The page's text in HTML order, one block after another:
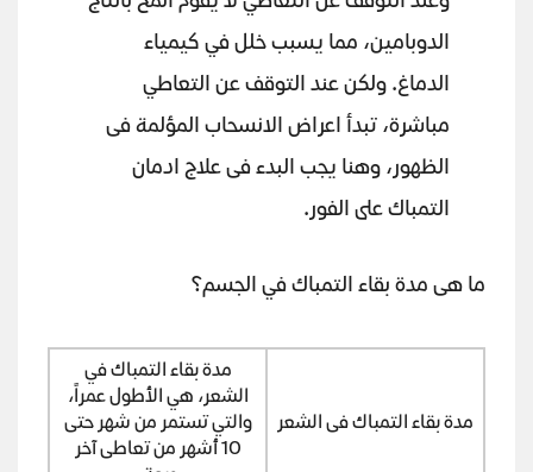
الدوبامين، مما يسبب خلل في كيمياء
الدماغ. ولكن عند التوقف عن التعاطي
مباشرة، تبدأ اعراض الانسحاب المؤلمة فى
الظهور، وهنا يجب البدء فى علاج ادمان
التمباك على الفور.
ما هى مدة بقاء التمباك في الجسم؟
مدة بقاء التمباك فى الشعر
مدة بقاء التمباك في
الشعر، هي الأطول عمراً،
والتي تستمر من شهر حتى
10 أشهر من تعاطى آخر